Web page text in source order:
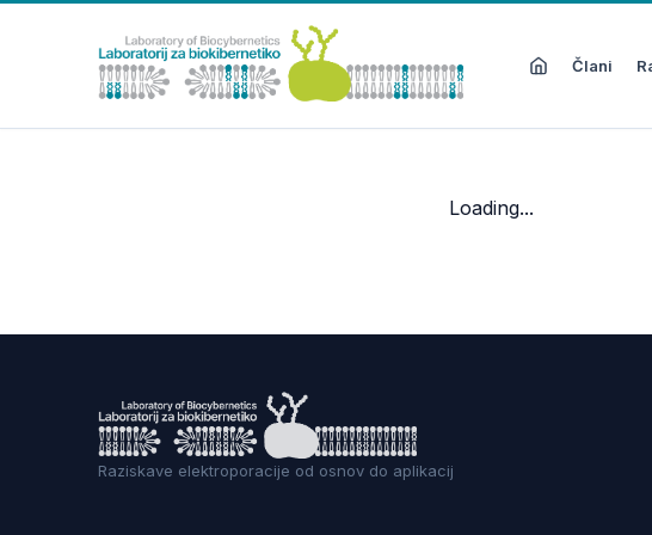
Člani
Loading...
Raziskave elektroporacije od osnov do aplikacij